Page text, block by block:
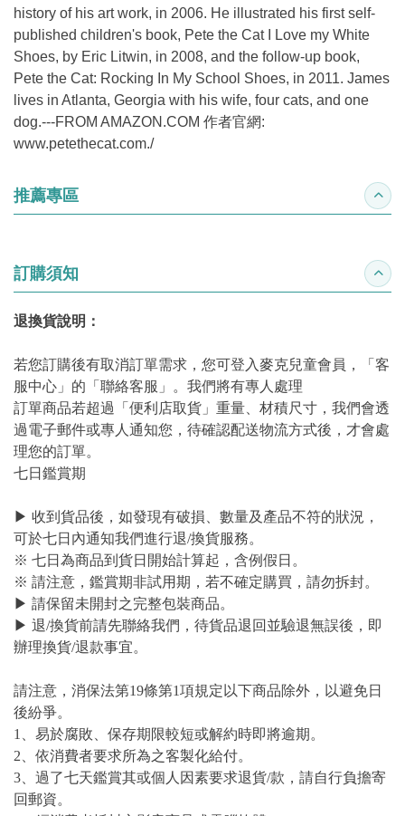
history of his art work, in 2006. He illustrated his first self-
published children's book, Pete the Cat I Love my White
Shoes, by Eric Litwin, in 2008, and the follow-up book,
Pete the Cat: Rocking In My School Shoes, in 2011. James
lives in Atlanta, Georgia with his wife, four cats, and one
dog.---FROM AMAZON.COM 作者官網:
www.petethecat.com./
推薦專區 收合
訂購須知 收合
退換貨說明：
若您訂購後有取消訂單需求，您可登入麥克兒童會員，「客
服中心」的「聯絡客服」。我們將有專人處理
訂單商品若超過「便利店取貨」重量、材積尺寸，我們會透
過電子郵件或專人通知您，待確認配送物流方式後，才會處
理您的訂單。
七日鑑賞期
▶ 收到貨品後，如發現有破損、數量及產品不符的狀況，
可於七日內通知我們進行退/換貨服務。
※ 七日為商品到貨日開始計算起，含例假日。
※ 請注意，鑑賞期非試用期，若不確定購買，請勿拆封。
▶ 請保留未開封之完整包裝商品。
▶ 退/換貨前請先聯絡我們，待貨品退回並驗退無誤後，即
辦理換貨/退款事宜。
請注意，消保法第19條第1項規定以下商品除外，以避免日
後紛爭。
1、易於腐敗、保存期限較短或解約時即將逾期。
2、依消費者要求所為之客製化給付。
3、過了七天鑑賞其或個人因素要求退貨/款，請自行負擔寄
回郵資。